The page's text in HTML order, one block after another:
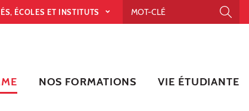
ÉCOLES ET INSTITUTS
NOS FORMATIONS VIE ÉTUDIANTE